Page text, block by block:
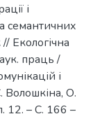
і
семантичних
Екологічна
праць /
і
Волошкіна, О.
12. – С. 166 –